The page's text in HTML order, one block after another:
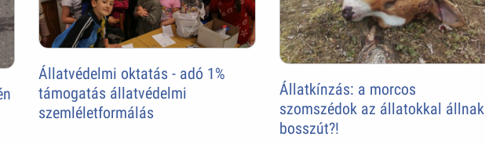
Állatvédelmi oktatás - adó 1%
támogatás állatvédelmi
szemléletformálás
Állatkínzás: a morcos
szomszédok az állatokkal állnak
bosszút?!